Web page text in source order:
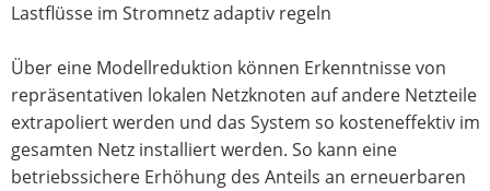
Lastflüsse im Stromnetz adaptiv regeln
Über eine Modellreduktion können Erkenntnisse von
repräsentativen lokalen Netzknoten auf andere Netzteile
extrapoliert werden und das System so kosteneffektiv im
gesamten Netz installiert werden. So kann eine
betriebssichere Erhöhung des Anteils an erneuerbaren